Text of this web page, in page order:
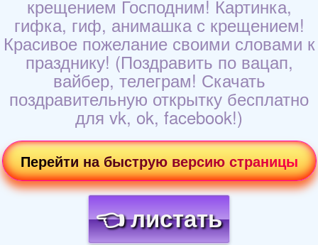
крещением Господним! Картинка,
гифка, гиф, анимашка с крещением!
Красивое пожелание своими словами к
празднику! (Поздравить по вацап,
вайбер, телеграм! Скачать
поздравительную открытку бесплатно
для vk, ok, facebook!)
Перейти на быструю версию страницы
👈 листать